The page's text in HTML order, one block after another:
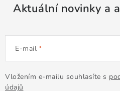
Aktuální novinky a
E-mail
Vložením e-mailu souhlasíte s
údajů